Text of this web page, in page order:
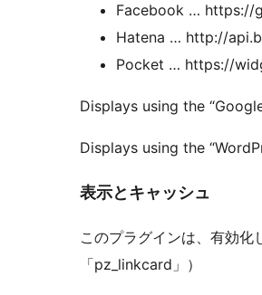
Facebook … https://
Hatena … http://
Pocket … https://
Displays using the
Displays using the
表示とキャッシュ
このプラグインは、有効化
「pz_linkcard」）